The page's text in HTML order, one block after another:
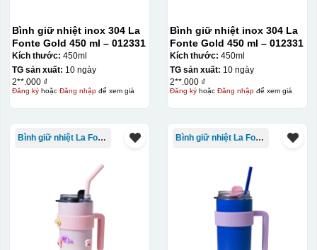
Không thể tẩy xoá
được nếu in sai,
hoặc rất khó khắn
về tẩy xoá
Khó khăn trong việc
Khó khăn trong việc
trong việc in đơn
Thông tin, hình ảnh in
trên chất liệu decal
đẹp, sắc nét, không
Chất liệu in decal
lựa chọn chất liệu
phù hợp với nhu cầu.
Dán được lên nhiều
bề mặt, phẳng và
Bình giữ nhiệt inox 304 La
Fonte Gold 450 ml – 012331
Kích thước: 450ml
TG sản xuất: 10 ngày
2**.000 ₫
Đăng kýhoặc Đăng nhậpđể xem giá
Bình giữ nhiệt inox 304 La
Fonte Gold 450 ml – 012331
Kích thước: 450ml
TG sản xuất: 10 ngày
2**.000 ₫
Đăng kýhoặc Đăng nhậpđể xem giá
Bình giữ nhiệt La Fonte Bình giữ nhiệt La Fonte